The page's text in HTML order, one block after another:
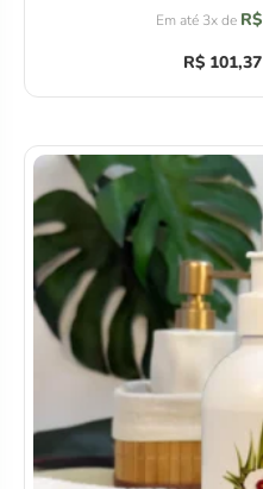
Em até 3x de R$
R$101,37